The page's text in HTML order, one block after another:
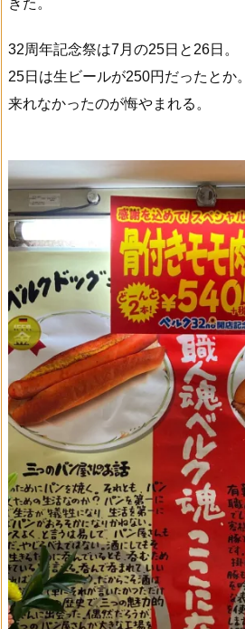
きた。
32周年記念祭は7月の25日と26日。
25日は生ビールが250円だったとか。
来れなかったのが悔やまれる。